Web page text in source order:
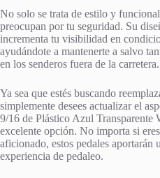
No solo se trata de estilo y
preocupan por tu seguridad. Su
incrementa tu visibilidad en
ayudándote a mantenerte a salvo
en los senderos fuera de la carretera.
Ya sea que estés buscando
simplemente desees actualizar el
9/16 de Plástico Azul
excelente opción. No importa si
aficionado, estos pedales aportarán
experiencia de pedaleo.